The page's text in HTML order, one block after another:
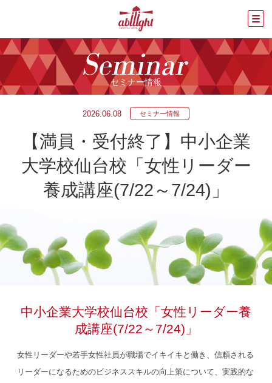
Seminar
セミナー情報
2026.06.08 セミナー情報
【満員・受付終了】中小企業
大学校仙台校「女性リーダー
養成講座(7/22～7/24)」
中小企業大学校仙台校「女性リーダー養
成講座(7/22～7/24)」
女性リーダーや若手女性社員が職場でイキイキと働き、信頼される
リーダーになるためのビジネススキルの向上策について、実践的な